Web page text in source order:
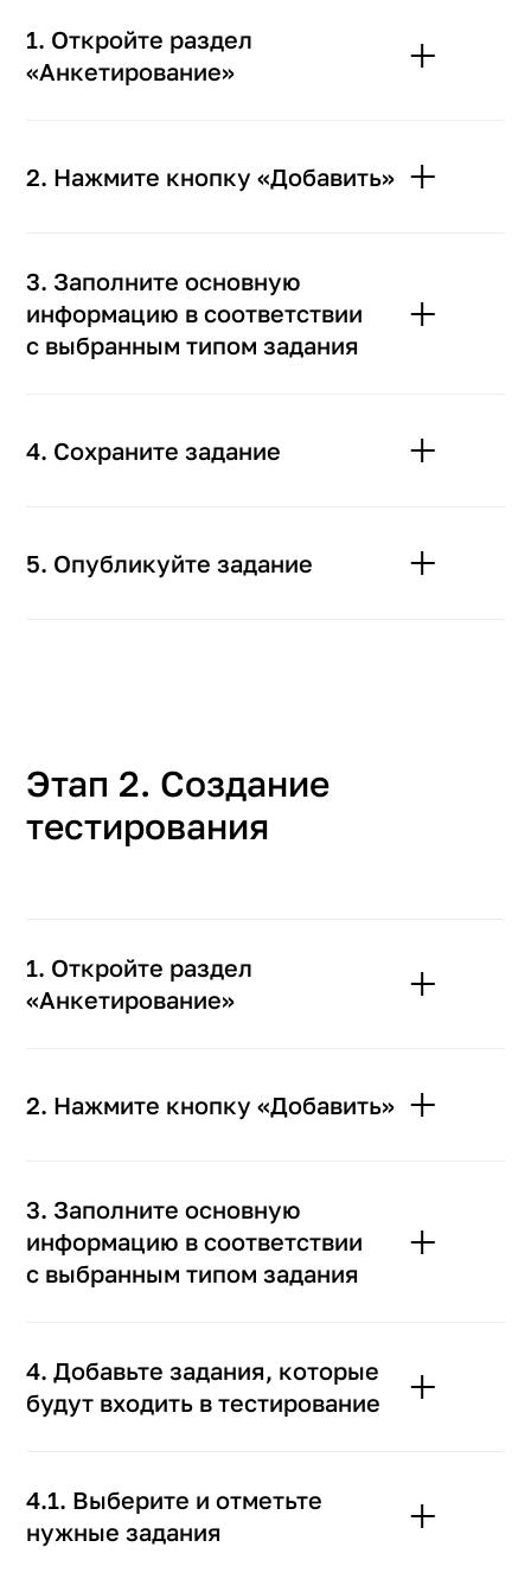
1. Откройте раздел
«Анкетирование»
2. Нажмите кнопку «Добавить»
3. Заполните основную
информацию в соответствии
с выбранным типом задания
4. Сохраните задание
5. Опубликуйте задание
Этап 2. Создание
тестирования
1. Откройте раздел
«Анкетирование»
2. Нажмите кнопку «Добавить»
3. Заполните основную
информацию в соответствии
с выбранным типом задания
4. Добавьте задания, которые
будут входить в тестирование
4.1. Выберите и отметьте
нужные задания